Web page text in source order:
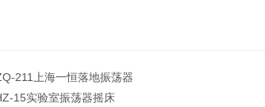
211上海一恒落地振荡器
15实验室振荡器摇床